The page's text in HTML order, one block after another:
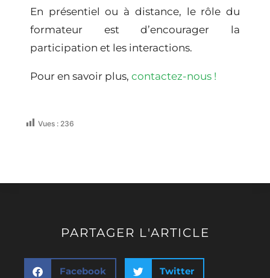
En présentiel ou à distance, le rôle du
formateur est d’encourager la
participation et les interactions.
Pour en savoir plus, contactez-nous !
Vues : 236
PARTAGER L'ARTICLE
Facebook Twitter